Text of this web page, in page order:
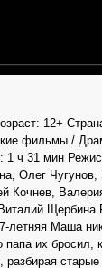
12+
фильмы /
1 ч 31 мин
Олег Чугунов,
Кочнев,
Щербина
Маша
папа их бросил,